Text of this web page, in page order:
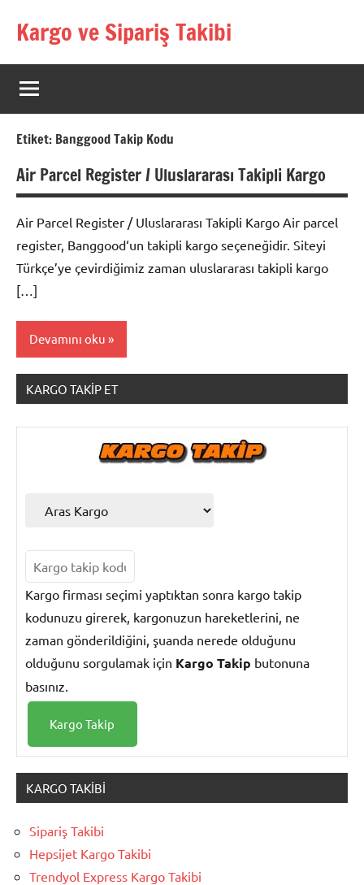
Kargo ve Sipariş Takibi
Kargo
Takip
Rehberi
Etiket: Banggood Takip Kodu
Air Parcel Register / Uluslararası Takipli Kargo
Air Parcel Register / Uluslararası Takipli Kargo Air parcel
register, Banggood‘un takipli kargo seçeneğidir. Siteyi
Türkçe’ye çevirdiğimiz zaman uluslararası takipli kargo
[…]
Devamını oku
Kargo
Takip
KARGO TAKIP ET
Kargo firması seçimi yaptıktan sonra kargo takip
kodunuzu girerek, kargonuzun hareketlerini, ne
zaman gönderildiğini, şuanda nerede olduğunu
olduğunu sorgulamak için Kargo Takip butonuna
basınız.
KARGO TAKIBI
Sipariş Takibi
Hepsijet Kargo Takibi
Trendyol Express Kargo Takibi